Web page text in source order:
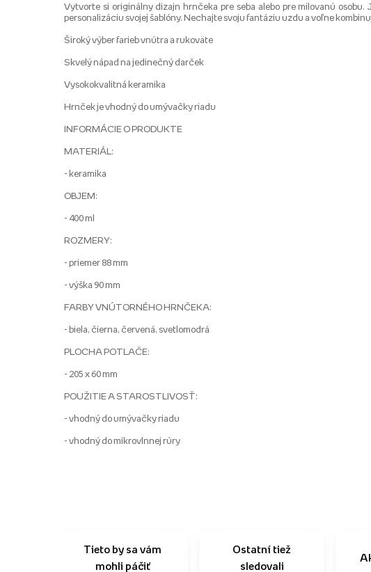
Vytvorte si originálny dizajn hrnčeka pre seba alebo pre milovanú
personalizáciu svojej šablóny. Nechajte svoju fantáziu uzdu a voľne
Široký výber farieb vnútra a rukoväte
Skvelý nápad na jedinečný darček
Vysokokvalitná keramika
Hrnček je vhodný do umývačky riadu
INFORMÁCIE O PRODUKTE
MATERIÁL:
- keramika
OBJEM:
- 400 ml
ROZMERY:
- priemer 88 mm
- výška 90 mm
FARBY VNÚTORNÉHO HRNČEKA:
- biela, čierna, červená, svetlomodrá
PLOCHA POTLAČE:
- 205 x 60 mm
POUŽITIE A STAROSTLIVOSŤ:
- vhodný do umývačky riadu
- vhodný do mikrovlnnej rúry
Tieto by sa vám
mohli páčiť
Ostatní tiež
sledovali